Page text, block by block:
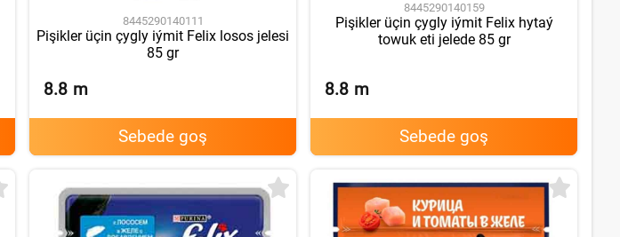
8445290140111
Pişikler üçin çygly iýmit Felix losos jelesi
85 gr
8.8 m
Sebede goş
8445290140159
Pişikler üçin çygly iýmit Felix hytaý
towuk eti jelede 85 gr
8.8 m
Sebede goş